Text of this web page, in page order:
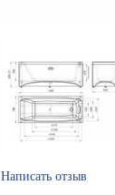
Написать отзыв